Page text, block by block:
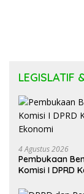
LEGISLATIF
4 Agustus 2026
Pembukaan
Komisi I DPRD